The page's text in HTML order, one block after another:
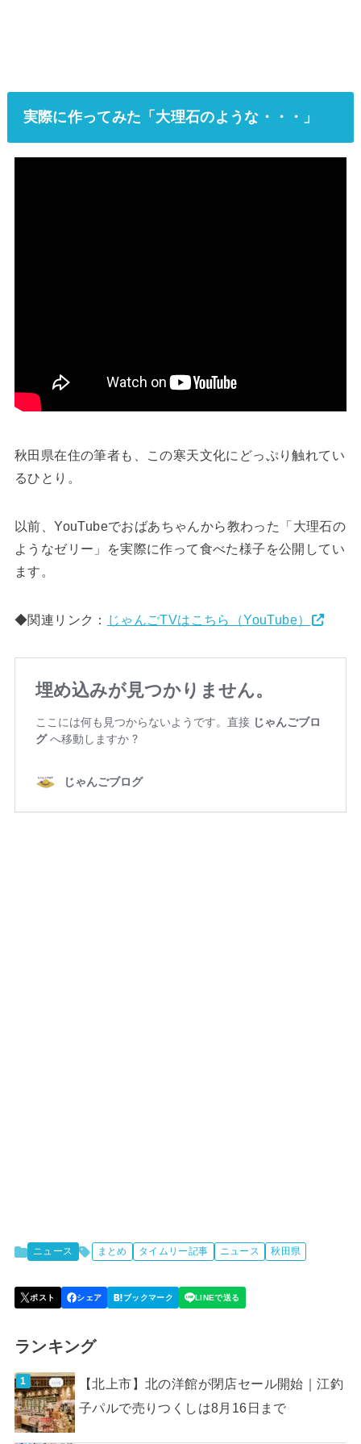
実際に作ってみた「大理石のような・・・」
秋田県在住の筆者も、この寒天文化にどっぷり触れてい
るひとり。
以前、YouTubeでおばあちゃんから教わった「大理石の
ようなゼリー」を実際に作って食べた様子を公開してい
ます。
◆関連リンク： じゃんごTVはこちら（YouTube）
ニュース まとめ タイムリー記事 ニュース 秋田県
ランキング
【北上市】北の洋館が閉店セール開始｜江釣
子パルで売りつくしは8月16日まで